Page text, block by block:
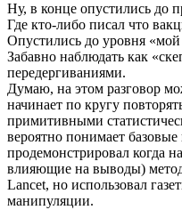
Ну, в конце опустились до
Где кто-либо писал что
Опустились до уровня
Забавно наблюдать как
передергиваниями.
Думаю, на этом разговор
начинает по кругу
примитивными
вероятно понимает
продемонстрировал когда
влияющие на выводы)
Lancet, но использовал
манипуляции.